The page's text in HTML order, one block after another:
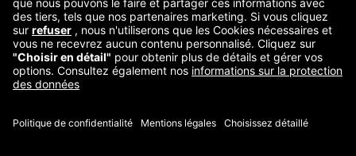
Contact
Reklamation starten
Vertrag widerrufen